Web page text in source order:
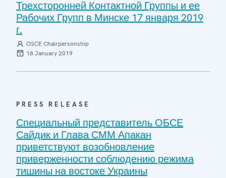
Трехсторонней Контактной Группы и ее
Рабочих Групп в Минске 17 января 2019
г.
OSCE Chairpersonship
18 January 2019
PRESS RELEASE
Специальный представитель ОБСЕ
Сайдик и Глава СММ Апакан
приветствуют возобновление
приверженности соблюдению режима
тишины на востоке Украины